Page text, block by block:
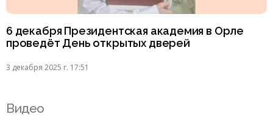
6 декабря Президентская академия в Орле
проведёт День открытых дверей
3 декабря 2025 г. 17:51
Видео